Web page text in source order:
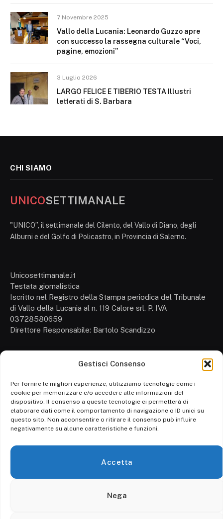
Gestisci Consenso
Per fornire le migliori esperienze, utilizziamo tecnologie come i
cookie per memorizzare e/o accedere alle informazioni del
dispositivo. Il consenso a queste tecnologie ci permetterà di
elaborare dati come il comportamento di navigazione o ID unici su
questo sito. Non acconsentire o ritirare il consenso può influire
negativamente su alcune caratteristiche e funzioni.
Accetta
Nega
7 Novembre 2025
Vallo della Lucania: Leonardo Guzzo apre
con successo la rassegna culturale “Voci,
pagine, emozioni”
3 Luglio 2026
LARGO FELICE E TIBERIO TESTA Illustri
letterati di S. Barbara
CHI SIAMO
UNICOSETTIMANALE
"UNICO”, il settimanale del Cilento, del Vallo di Diano, degli
Alburni e del Golfo di Policastro, in Provincia di Salerno.
Unicosettimanale.it
Testata giornalistica
Iscritto nel Registro della Stampa periodica del Tribunale
di Vallo della Lucania al n. 119 Calore srl. P. IVA
03728580659
Direttore Responsabile: Bartolo Scandizzo
Attualità
Politica
Cronaca
Economia